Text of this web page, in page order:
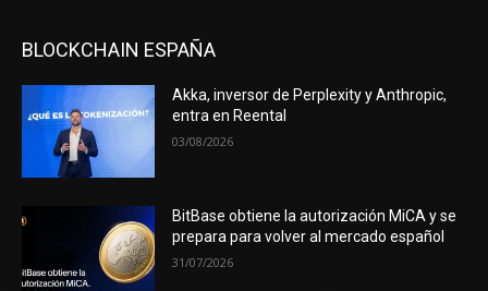
BLOCKCHAIN ESPAÑA
Akka, inversor de Perplexity y Anthropic,
entra en Reental
03/08/2026
BitBase obtiene la autorización MiCA y se
prepara para volver al mercado español
31/07/2026